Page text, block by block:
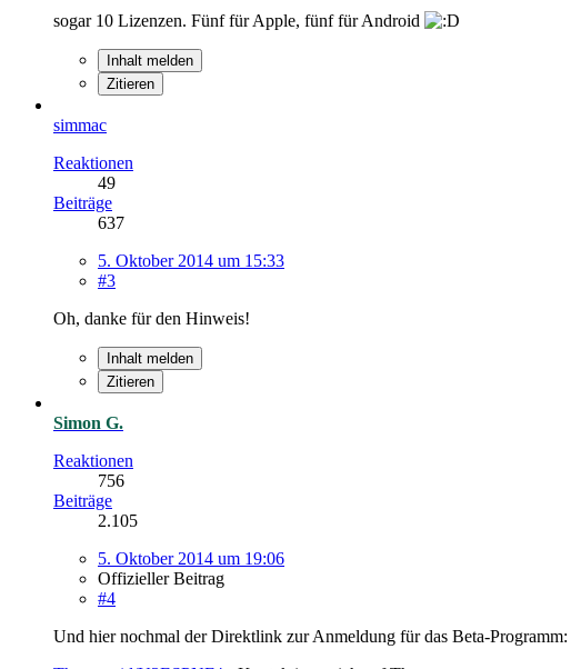
sogar 10 Lizenzen. Fünf für Apple, fünf für Android
Inhalt melden
Zitieren
simmac
Reaktionen
49
Beiträge
637
5. Oktober 2014 um 15:33
#3
Oh, danke für den Hinweis!
Inhalt melden
Zitieren
Simon G.
Reaktionen
756
Beiträge
2.105
5. Oktober 2014 um 19:06
Offizieller Beitrag
#4
Und hier nochmal der Direktlink zur Anmeldung für das Beta-Programm: